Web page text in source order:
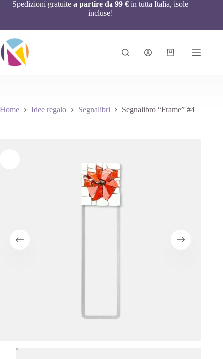
Spedizioni gratuitea partire da 99 € in tutta Italia, isole
incluse!
Home Idee regalo Segnalibri Segnalibro “Frame” #4